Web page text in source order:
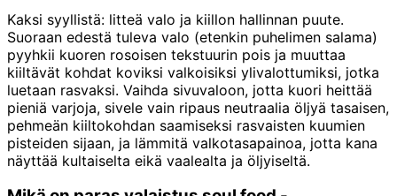
Kaksi syyllistä: litteä valo ja kiillon hallinnan puute.
Suoraan edestä tuleva valo (etenkin puhelimen salama)
pyyhkii kuoren rosoisen tekstuurin pois ja muuttaa
kiiltävät kohdat koviksi valkoisiksi ylivalottumiksi, jotka
luetaan rasvaksi. Vaihda sivuvaloon, jotta kuori heittää
pieniä varjoja, sivele vain ripaus neutraalia öljyä tasaisen,
pehmeän kiiltokohdan saamiseksi rasvaisten kuumien
pisteiden sijaan, ja lämmitä valkotasapainoa, jotta kana
näyttää kultaiselta eikä vaalealta ja öljyiseltä.